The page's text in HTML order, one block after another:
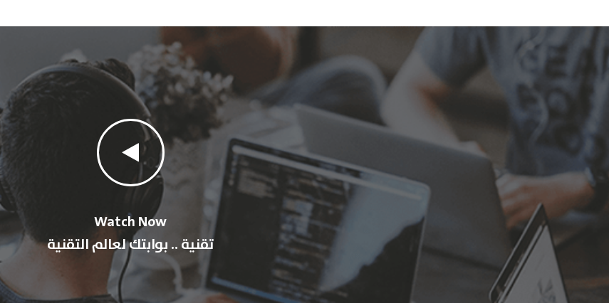
Watch Now
تقنية .. بوابتك لعالم التقنية